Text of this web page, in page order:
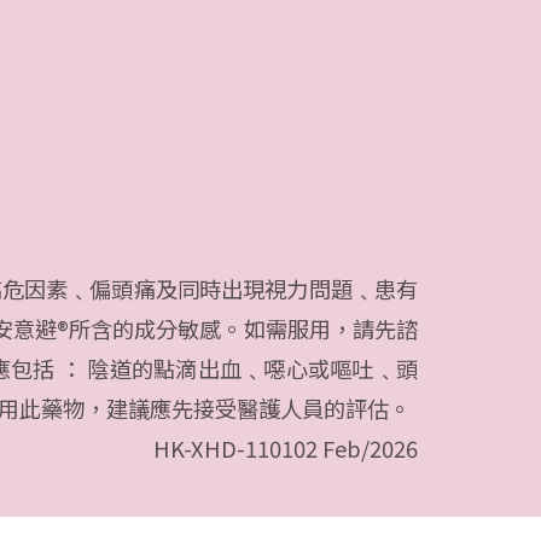
因素﹑偏頭痛及同時出現視力問題﹑患有
避®所含的成分敏感。如需服用，請先諮
括 ： 陰道的點滴出血﹑噁心或嘔吐﹑頭
藥物，建議應先接受醫護人員的評估。
HK-XHD-110102 Feb/2026